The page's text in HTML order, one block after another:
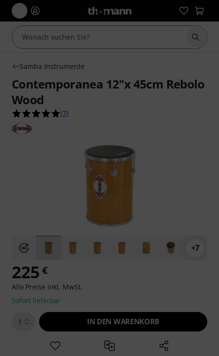
Suche
Samba Instrumente
Contemporanea 12"x 45cm Rebolo
Wood
5.0 von 5 Sternen aus 7 Kundenbewertungen
(7)
+7
225 €
Alle Preise inkl. MwSt.
Sofort lieferbar
1 IN DEN WARENKORB